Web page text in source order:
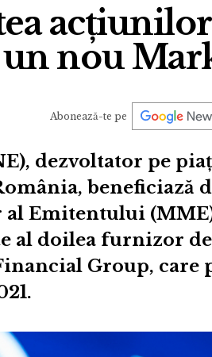
nou
Abonează-te pe
dezvoltator pe
beneficiază
al Emitentului
al doilea furnizor
Group, care